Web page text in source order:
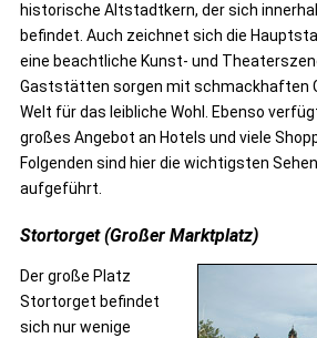
historische Altstadtkern, der sich
befindet. Auch zeichnet sich die
eine beachtliche Kunst- und
Gaststätten sorgen mit schmackhaften
Welt für das leibliche Wohl. Ebenso
großes Angebot an Hotels und viele
Folgenden sind hier die wichtigsten
aufgeführt.
Stortorget (Großer Marktplatz)
Der große Platz
Stortorget befindet
sich nur wenige